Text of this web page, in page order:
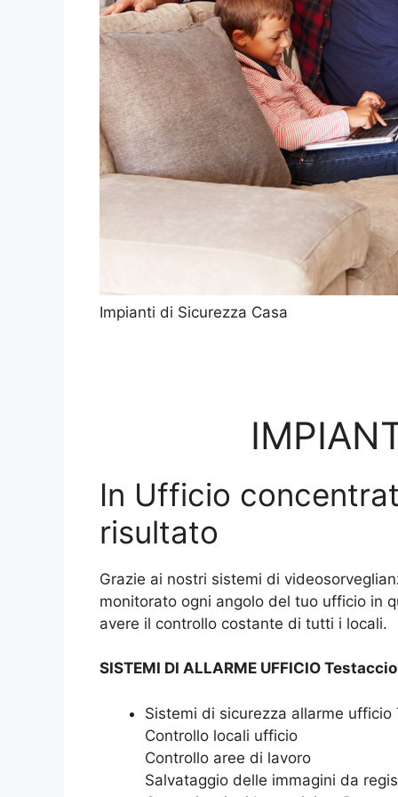
Impianti di Sicurezza Casa
In Ufficio
risultato
Grazie ai nostri sistemi di
monitorato ogni angolo del tuo ufficio in
avere il controllo costante di tutti i locali.
SISTEMI DI ALLARME UFFICIO
Sistemi di sicurezza allarme ufficio
Controllo locali ufficio
Controllo aree di lavoro
Salvataggio delle immagini da